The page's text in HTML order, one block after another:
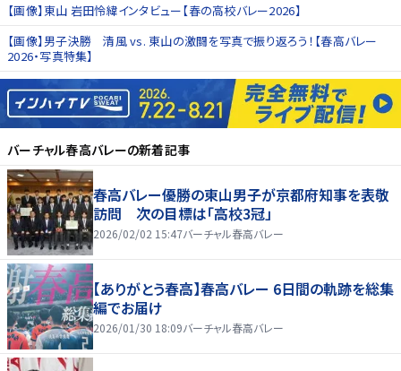
【画像】東山 岩田怜緯インタビュー【春の高校バレー2026】
【画像】男子決勝 清風 vs. 東山の激闘を写真で振り返ろう！【春高バレー
2026・写真特集】
バーチャル春高バレーの新着記事
春高バレー優勝の東山男子が京都府知事を表敬
訪問 次の目標は「高校3冠」
2026/02/02 15:47バーチャル春高バレー
【ありがとう春高】春高バレー 6日間の軌跡を総集
編でお届け
2026/01/30 18:09バーチャル春高バレー